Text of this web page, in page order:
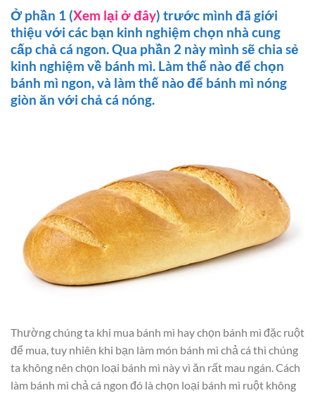
Ở phần 1 (Xem lại ở đây) trước mình đã giới
thiệu với các bạn kinh nghiệm chọn nhà cung
cấp chả cá ngon. Qua phần 2 này mình sẽ chia sẻ
kinh nghiệm về bánh mì. Làm thế nào để chọn
bánh mì ngon, và làm thế nào để bánh mì nóng
giòn ăn với chả cá nóng.
Thường chúng ta khi mua bánh mì hay chọn bánh mì đặc ruột
để mua, tuy nhiên khi bạn làm món bánh mì chả cá thì chúng
ta không nên chọn loại bánh mì này vì ăn rất mau ngán. Cách
làm bánh mì chả cá ngon đó là chọn loại bánh mì ruột không